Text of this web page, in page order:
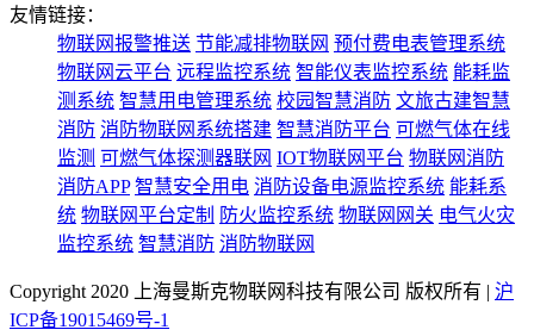
友情链接：
物联网报警推送 节能减排物联网 预付费电表管理系统
物联网云平台 远程监控系统 智能仪表监控系统 能耗监
测系统 智慧用电管理系统 校园智慧消防 文旅古建智慧
消防 消防物联网系统搭建 智慧消防平台 可燃气体在线
监测 可燃气体探测器联网 IOT物联网平台 物联网消防
消防APP 智慧安全用电 消防设备电源监控系统 能耗系
统 物联网平台定制 防火监控系统 物联网网关 电气火灾
监控系统 智慧消防 消防物联网
Copyright 2020 上海曼斯克物联网科技有限公司 版权所有 | 沪
ICP备19015469号-1